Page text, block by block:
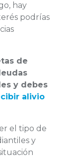
hay
podrías
de
y debes
alivio
el tipo de
y